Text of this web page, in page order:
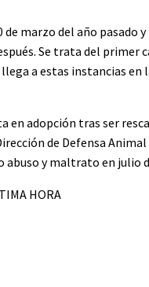
de marzo del año pasado y
Se trata del primer
a estas instancias en
en adopción tras ser
de Defensa
y maltrato en julio
HORA